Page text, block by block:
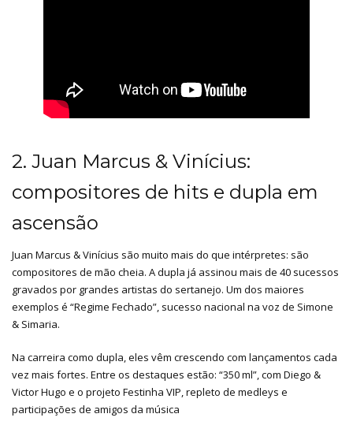
2. Juan Marcus & Vinícius:
compositores de hits e dupla em
ascensão
Juan Marcus & Vinícius são muito mais do que intérpretes: são
compositores de mão cheia. A dupla já assinou mais de 40 sucessos
gravados por grandes artistas do sertanejo. Um dos maiores
exemplos é “Regime Fechado”, sucesso nacional na voz de Simone
& Simaria.
Na carreira como dupla, eles vêm crescendo com lançamentos cada
vez mais fortes. Entre os destaques estão: “350 ml”, com Diego &
Victor Hugo e o projeto Festinha VIP, repleto de medleys e
participações de amigos da música